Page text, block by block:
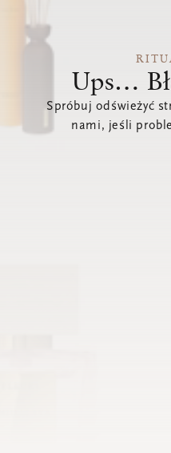
Ups…
Spróbuj odświeżyć
nami, jeśli